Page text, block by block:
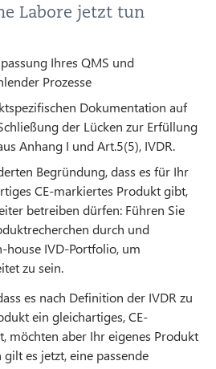
Labore jetzt tun
Ihres QMS und
Prozesse
Dokumentation auf
der Lücken zur Erfüllung
Anhang I und Art.5(5), IVDR.
Begründung, dass es für Ihr
CE-markiertes Produkt gibt,
betreiben dürfen: Führen Sie
durch und
house IVD-Portfolio, um
zu sein.
es nach Definition der IVDR zu
ein gleichartiges, CE-
möchten aber Ihr eigenes Produkt
es jetzt, eine passende